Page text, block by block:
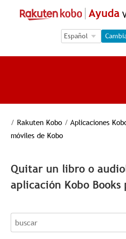
Ayuda
Language
Language
/ Rakuten Kobo / Aplicaciones
móviles de Kobo
Quitar un libro o
aplicación Kobo Books
buscar